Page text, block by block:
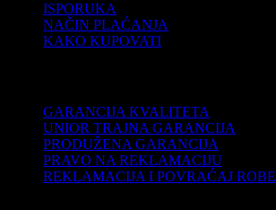
ISPORUKA
NAČIN PLAĆANJA
KAKO KUPOVATI
GARANCIJA KVALITETA
UNIOR TRAJNA GARANCIJA
PRODUŽENA GARANCIJA
PRAVO NA REKLAMACIJU
REKLAMACIJA I POVRAĆAJ ROBE